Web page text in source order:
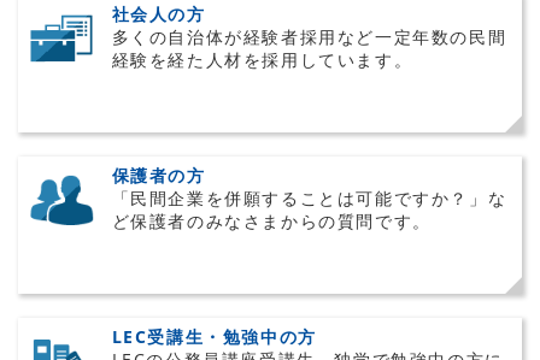
社会人の方
多くの自治体が経験者採用など一定年数の民間
経験を経た人材を採用しています。
保護者の方
「民間企業を併願することは可能ですか？」な
ど保護者のみなさまからの質問です。
LEC受講生・勉強中の方